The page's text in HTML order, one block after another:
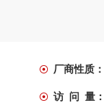
厂商性质：
访 问 量：